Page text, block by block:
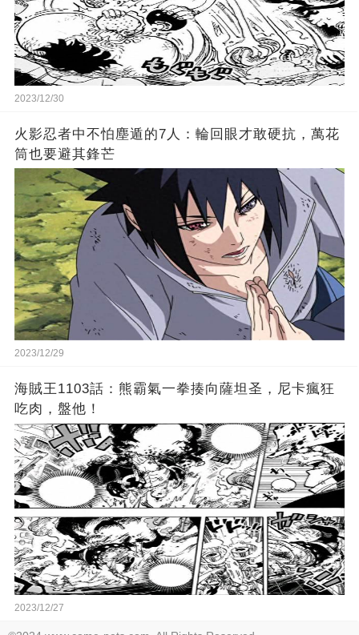
2023/12/30
火影忍者中不怕塵遁的7人：輪回眼才敢硬抗，萬花
筒也要避其鋒芒
2023/12/29
海賊王1103話：熊霸氣一拳揍向薩坦圣，尼卡瘋狂
吃肉，盤他！
2023/12/27